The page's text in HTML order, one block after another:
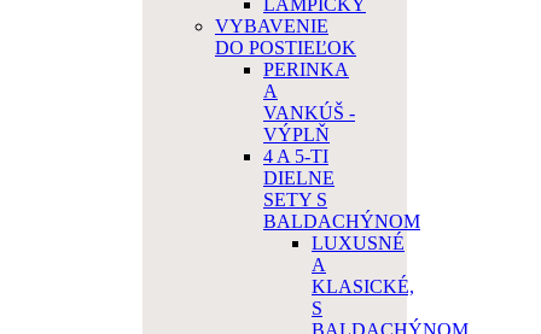
LAMPIČKY
VYBAVENIE
DO POSTIEĽOK
PERINKA
A
VANKÚŠ -
VÝPLŇ
4 A 5-TI
DIELNE
SETY S
BALDACHÝNOM
LUXUSNÉ
A
KLASICKÉ,
S
BALDACHÝNOM